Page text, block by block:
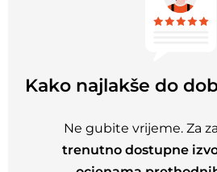
Kako najlakše do
Ne gubite vrijeme. Za
trenutno dostupne